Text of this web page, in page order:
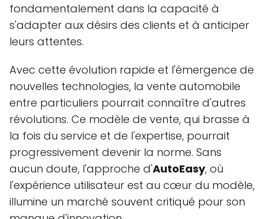
fondamentalement dans la capacité à
s'adapter aux désirs des clients et à anticiper
leurs attentes.
Avec cette évolution rapide et l'émergence de
nouvelles technologies, la vente automobile
entre particuliers pourrait connaître d'autres
révolutions. Ce modèle de vente, qui brasse à
la fois du service et de l'expertise, pourrait
progressivement devenir la norme. Sans
aucun doute, l'approche d'AutoEasy, où
l'expérience utilisateur est au cœur du modèle,
illumine un marché souvent critiqué pour son